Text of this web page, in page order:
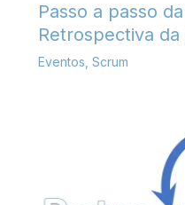
Passo a passo
Retrospectiva
Eventos Scrum